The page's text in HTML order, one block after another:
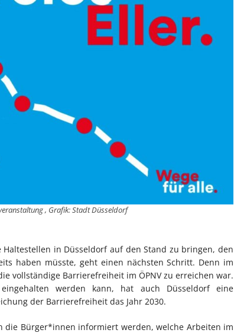
, Grafik: Stadt Düsseldorf
in Düsseldorf auf den Stand zu bringen, den
haben müsste, geht einen nächsten Schritt. Denn im
vollständige Barrierefreiheit im ÖPNV zu erreichen war.
werden kann, hat auch Düsseldorf eine
der Barrierefreiheit das Jahr 2030.
die Bürger*innen informiert werden, welche Arbeiten im